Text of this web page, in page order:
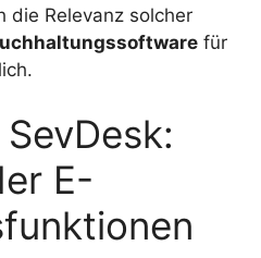
die Relevanz solcher
für
E-